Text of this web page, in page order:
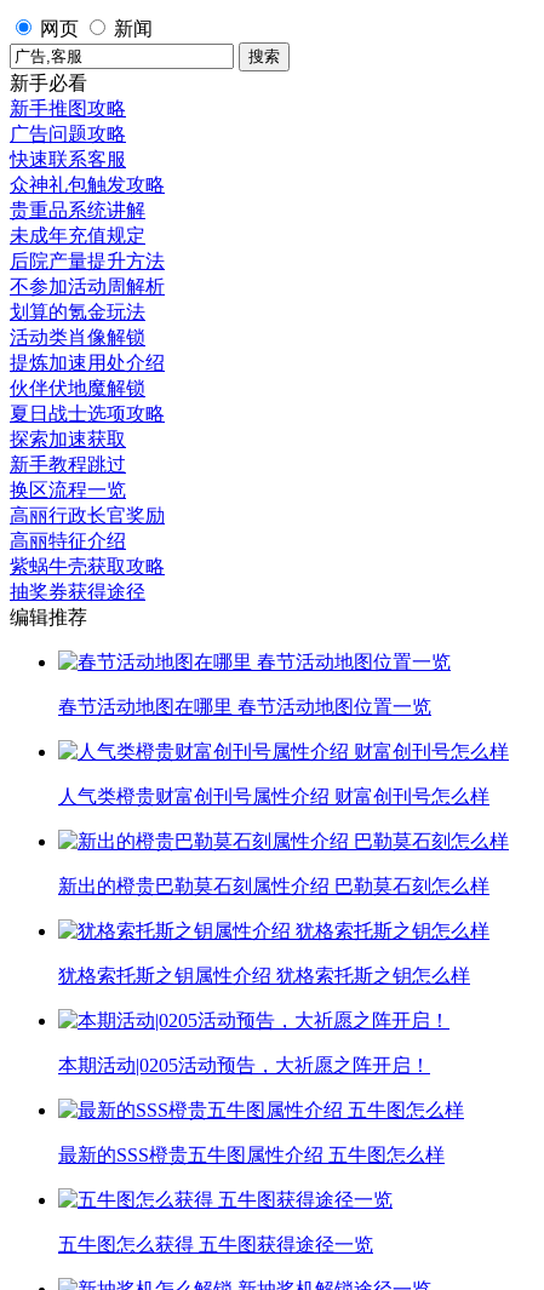
网页 新闻
新手必看
新手推图攻略
广告问题攻略
快速联系客服
众神礼包触发攻略
贵重品系统讲解
未成年充值规定
后院产量提升方法
不参加活动周解析
划算的氪金玩法
活动类肖像解锁
提炼加速用处介绍
伙伴伏地魔解锁
夏日战士选项攻略
探索加速获取
新手教程跳过
换区流程一览
高丽行政长官奖励
高丽特征介绍
紫蜗牛壳获取攻略
抽奖券获得途径
编辑推荐
春节活动地图在哪里 春节活动地图位置一览
人气类橙贵财富创刊号属性介绍 财富创刊号怎么样
新出的橙贵巴勒莫石刻属性介绍 巴勒莫石刻怎么样
犹格索托斯之钥属性介绍 犹格索托斯之钥怎么样
本期活动|0205活动预告，大祈愿之阵开启！
最新的SSS橙贵五牛图属性介绍 五牛图怎么样
五牛图怎么获得 五牛图获得途径一览